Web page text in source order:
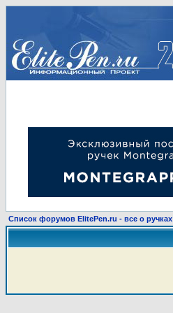
Список форумов ElitePen.ru - все о ручках